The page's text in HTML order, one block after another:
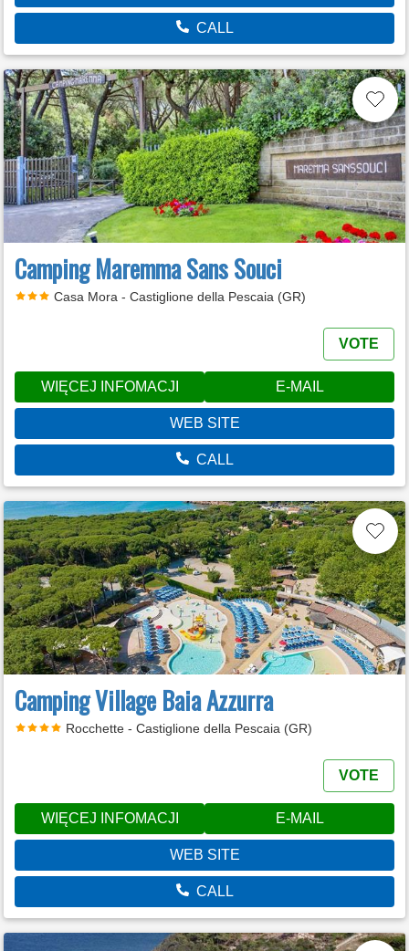
CALL
Camping Maremma Sans Souci
Casa Mora - Castiglione della Pescaia (GR)
VOTE
WIĘCEJ INFOMACJI E-MAIL
WEB SITE
CALL
Camping Village Baia Azzurra
Rocchette - Castiglione della Pescaia (GR)
VOTE
WIĘCEJ INFOMACJI E-MAIL
WEB SITE
CALL